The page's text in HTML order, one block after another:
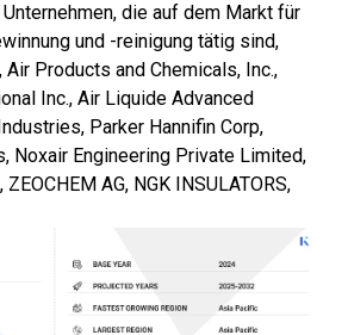
die auf dem Markt für
und -reinigung tätig sind,
Air Products and Chemicals, Inc.,
Inc., Air Liquide Advanced
Parker Hannifin Corp,
Noxair Engineering Private Limited,
ZEOCHEM AG, NGK INSULATORS,